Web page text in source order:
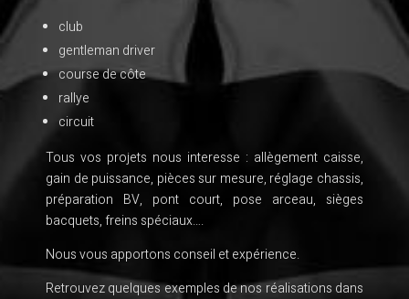
club
gentleman driver
course de côte
rallye
circuit
Tous vos projets nous interesse : allègement caisse,
gain de puissance, pièces sur mesure, réglage chassis,
préparation BV, pont court, pose arceau, sièges
bacquets, freins spéciaux….
Nous vous apportons conseil et expérience.
Retrouvez quelques exemples de nos réalisations dans